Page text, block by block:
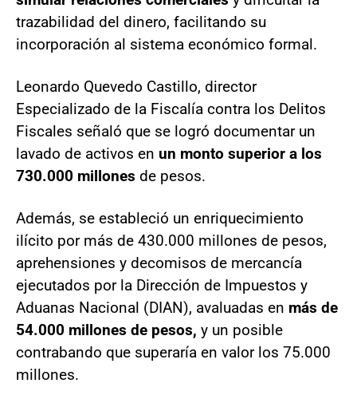
trazabilidad del dinero, facilitando su
incorporación al sistema económico formal.
Leonardo Quevedo Castillo, director
Especializado de la Fiscalía contra los Delitos
Fiscales señaló que se logró documentar un
lavado de activos en un monto superior a los
730.000 millones de pesos.
Además, se estableció un enriquecimiento
ilícito por más de 430.000 millones de pesos,
aprehensiones y decomisos de mercancía
ejecutados por la Dirección de Impuestos y
Aduanas Nacional (DIAN), avaluadas en más de
54.000 millones de pesos, y un posible
contrabando que superaría en valor los 75.000
millones.